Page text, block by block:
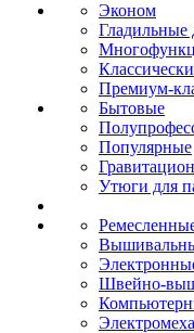
Эконом
Гладильные
Премиум-
Бытовые
Популярные
Утюги для
Швейно-